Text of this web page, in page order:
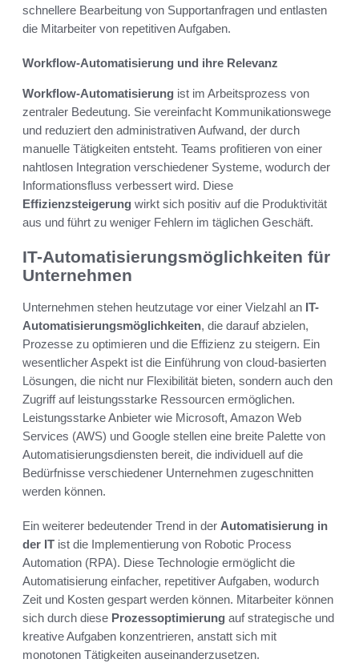
schnellere Bearbeitung von Supportanfragen und entlasten
die Mitarbeiter von repetitiven Aufgaben.
Workflow-Automatisierung und ihre Relevanz
Workflow-Automatisierung ist im Arbeitsprozess von
zentraler Bedeutung. Sie vereinfacht Kommunikationswege
und reduziert den administrativen Aufwand, der durch
manuelle Tätigkeiten entsteht. Teams profitieren von einer
nahtlosen Integration verschiedener Systeme, wodurch der
Informationsfluss verbessert wird. Diese
Effizienzsteigerung wirkt sich positiv auf die Produktivität
aus und führt zu weniger Fehlern im täglichen Geschäft.
IT-Automatisierungsmöglichkeiten für
Unternehmen
Unternehmen stehen heutzutage vor einer Vielzahl an IT-
Automatisierungsmöglichkeiten, die darauf abzielen,
Prozesse zu optimieren und die Effizienz zu steigern. Ein
wesentlicher Aspekt ist die Einführung von cloud-basierten
Lösungen, die nicht nur Flexibilität bieten, sondern auch den
Zugriff auf leistungsstarke Ressourcen ermöglichen.
Leistungsstarke Anbieter wie Microsoft, Amazon Web
Services (AWS) und Google stellen eine breite Palette von
Automatisierungsdiensten bereit, die individuell auf die
Bedürfnisse verschiedener Unternehmen zugeschnitten
werden können.
Ein weiterer bedeutender Trend in der Automatisierung in
der IT ist die Implementierung von Robotic Process
Automation (RPA). Diese Technologie ermöglicht die
Automatisierung einfacher, repetitiver Aufgaben, wodurch
Zeit und Kosten gespart werden können. Mitarbeiter können
sich durch diese Prozessoptimierung auf strategische und
kreative Aufgaben konzentrieren, anstatt sich mit
monotonen Tätigkeiten auseinanderzusetzen.